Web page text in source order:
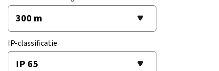
IP-classificatie